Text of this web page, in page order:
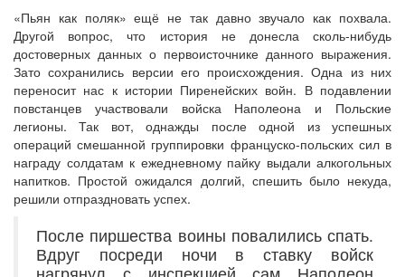
«Пьян как поляк» ещё не так давно звучало как похвала.
Другой вопрос, что история не донесла сколь-нибудь
достоверных данных о первоисточнике данного выражения.
Зато сохранились версии его происхождения. Одна из них
переносит нас к истории Пиренейских войн. В подавлении
повстанцев участвовали войска Наполеона и Польские
легионы. Так вот, однажды после одной из успешных
операций смешанной группировки француско-польских сил в
награду солдатам к ежедневному пайку выдали алкогольных
напитков. Простой ожидался долгий, спешить было некуда,
решили отпраздновать успех.
После пиршества воины повалились спать.
Вдруг посреди ночи в ставку войск